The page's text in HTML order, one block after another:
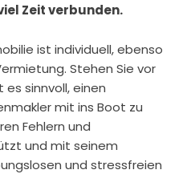
Zeit verbunden.
ist individuell, ebenso
Stehen Sie vor
sinnvoll, einen
mit ins Boot zu
Fehlern und
und mit seinem
und stressfreien